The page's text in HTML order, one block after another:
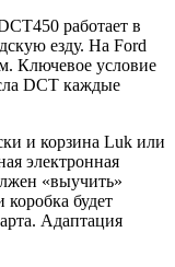
работает в
езду. На Ford
Ключевое условие
DCT каждые
и корзина Luk или
электронная
«выучить»
будет
Адаптация